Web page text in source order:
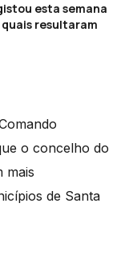
esta semana
resultaram
o concelho do
mais
de Santa